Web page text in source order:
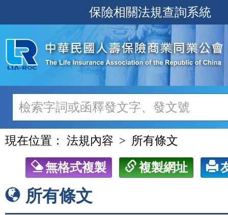
至
主
內
容
保險相關法規查詢系統
現在位置： 法規內容 所有條文
無格式複製 複製網址
所有條文